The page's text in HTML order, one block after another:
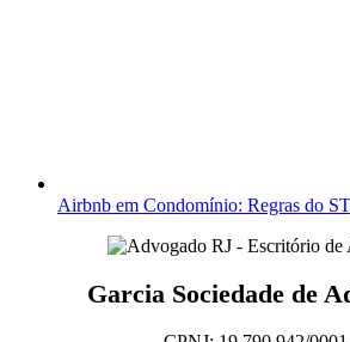
Airbnb em Condomínio: Regras do
Garcia Sociedade de